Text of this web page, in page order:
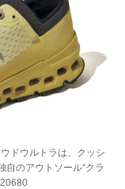
ドウルトラは、クッシ
自のアウトソール“クラ